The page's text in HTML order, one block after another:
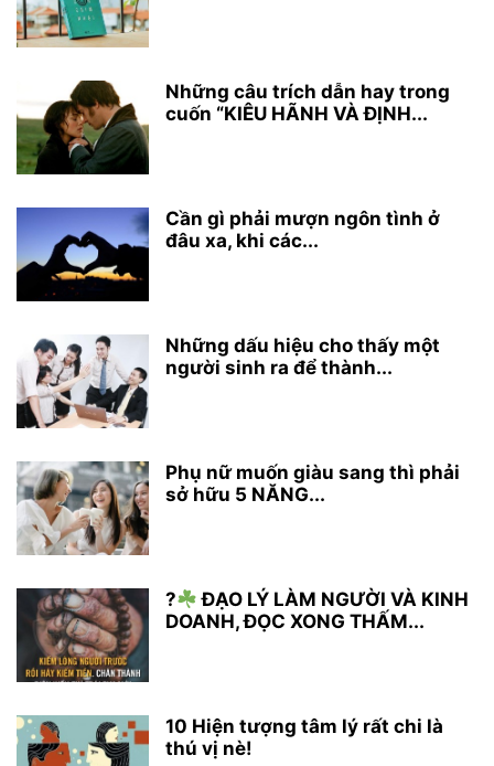
Những câu trích dẫn hay trong
cuốn “KIÊU HÃNH VÀ ĐỊNH...
Cần gì phải mượn ngôn tình ở
đâu xa, khi các...
Những dấu hiệu cho thấy một
người sinh ra để thành...
Phụ nữ muốn giàu sang thì phải
sở hữu 5 NĂNG...
?
ĐẠO LÝ LÀM NGƯỜI VÀ KINH
DOANH, ĐỌC XONG THẤM...
10 Hiện tượng tâm lý rất chi là
thú vị nè!